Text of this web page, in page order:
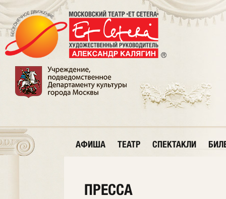
АФИША ТЕАТР СПЕКТАКЛИ
ПРЕССА